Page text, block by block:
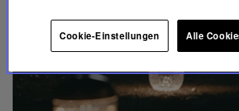
Video
abspielen
Folia
Mini-
Portable-
Cookie-Einstellungen Alle